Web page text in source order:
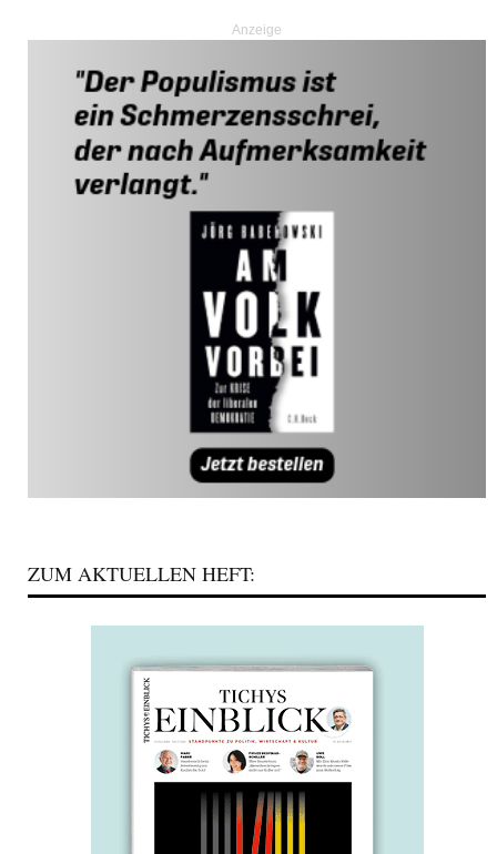
Anzeige
ZUM AKTUELLEN HEFT: